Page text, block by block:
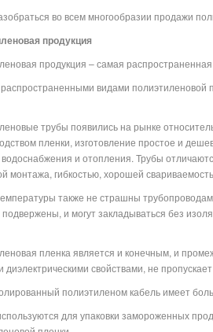
во всем многообразии продажи
продукция
продукция – самая
видами полиэтиленовой
трубы появились на рынке
пленки, изготовление простое и
водоснабжения и отопления. Трубы
монтажа, гибкостью, хорошей
также не страшны
и могут закладываться без
пленка является и конечным, и
диэлектрическими свойствами, не
полиэтиленом кабель имеет
для упаковки замороженных